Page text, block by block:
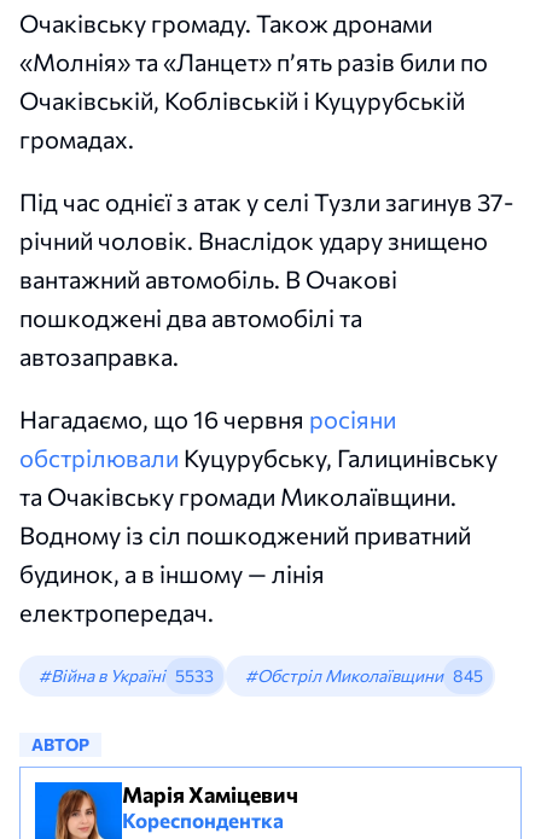
Очаківську громаду. Також дронами
«Молнія» та «Ланцет» п’ять разів били по
Очаківській, Коблівській і Куцурубській
громадах.
Під час однієї з атак у селі Тузли загинув 37-
річний чоловік. Внаслідок удару знищено
вантажний автомобіль. В Очакові
пошкоджені два автомобілі та
автозаправка.
Нагадаємо, що 16 червня росіяни
обстрілювали Куцурубську, Галицинівську
та Очаківську громади Миколаївщини.
Водному із сіл пошкоджений приватний
будинок, а в іншому — лінія
електропередач.
#Війна в Україні 5533 #Обстріл Миколаївщини 845
АВТОР
Марія Хаміцевич
Кореспондентка